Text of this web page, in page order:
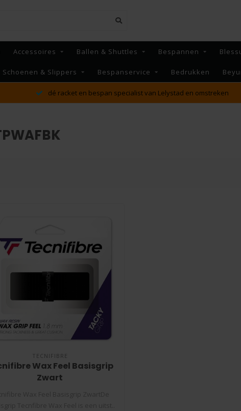
Accessoires Ballen & Shuttles Bespannen
Schoenen & Slippers Bespanservice Bedrukken
dé racket en bespan specialist van Lelystad en omstreken
TECNIFIBRE
Wax Feel Basisgrip
Zwart